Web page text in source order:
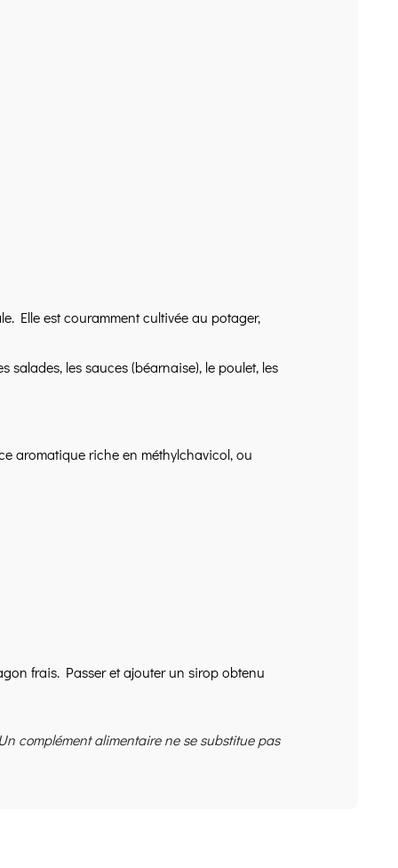
Elle est couramment cultivée au potager,
salades, les sauces (béarnaise), le poulet, les
aromatique riche en méthylchavicol, ou
frais. Passer et ajouter un sirop obtenu
complément alimentaire ne se substitue pas